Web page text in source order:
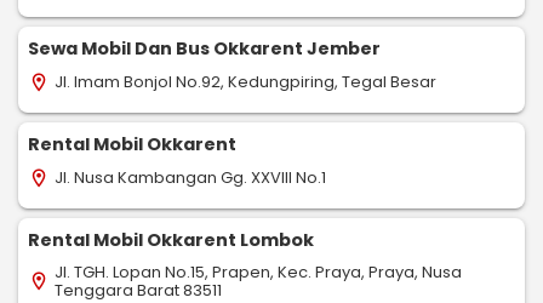
Sewa Mobil Dan Bus Okkarent Jember
location_on Jl. Imam Bonjol No.92, Kedungpiring, Tegal Besar
Rental Mobil Okkarent
location_on Jl. Nusa Kambangan Gg. XXVIII No.1
Rental Mobil Okkarent Lombok
location_on Jl. TGH. Lopan No.15, Prapen, Kec. Praya, Praya, Nusa
Tenggara Barat 83511